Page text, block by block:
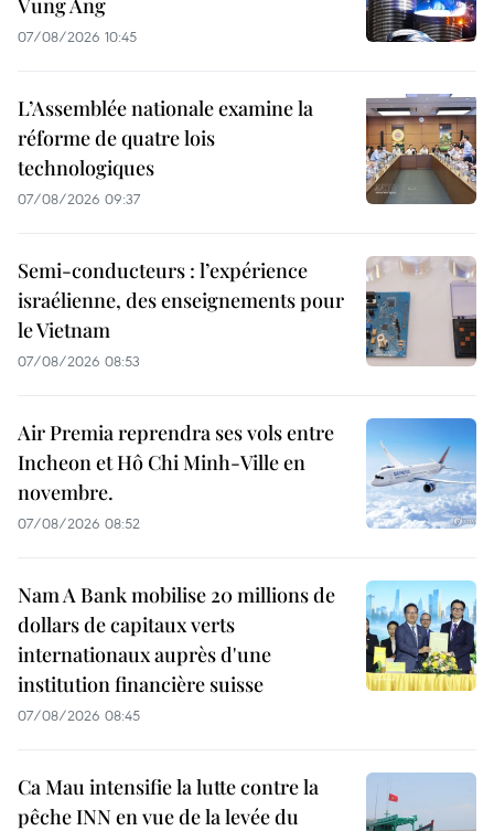
07/08/2026 10:45
L’Assemblée nationale examine la
réforme de quatre lois
technologiques
07/08/2026 09:37
Semi-conducteurs : l’expérience
israélienne, des enseignements pour
le Vietnam
07/08/2026 08:53
Air Premia reprendra ses vols entre
Incheon et Hô Chi Minh-Ville en
novembre.
07/08/2026 08:52
Nam A Bank mobilise 20 millions de
dollars de capitaux verts
internationaux auprès d'une
institution financière suisse
07/08/2026 08:45
Ca Mau intensifie la lutte contre la
pêche INN en vue de la levée du